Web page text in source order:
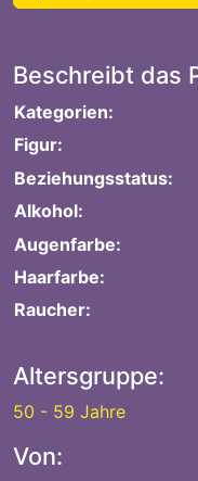
Beschreibt das
Kategorien:
Figur:
Beziehungsstatus:
Alkohol:
Augenfarbe:
Haarfarbe:
Raucher:
Altersgruppe:
50 - 59 Jahre
Von: